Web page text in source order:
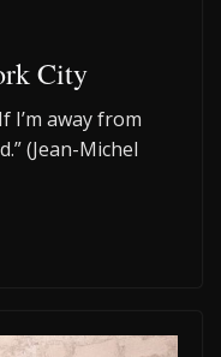
City
I’m away from
(Jean-Michel